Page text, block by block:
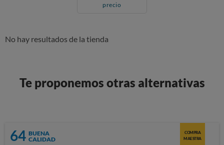
precio
No hay resultados de la tienda
Te proponemos otras alternativas
64 BUENA
CALIDAD
COMPRA
MAESTRA